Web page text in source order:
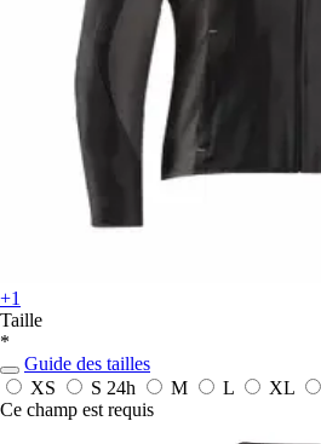
+1
Taille
*
Guide des tailles
XS
S 24h M L XL
Ce champ est requis